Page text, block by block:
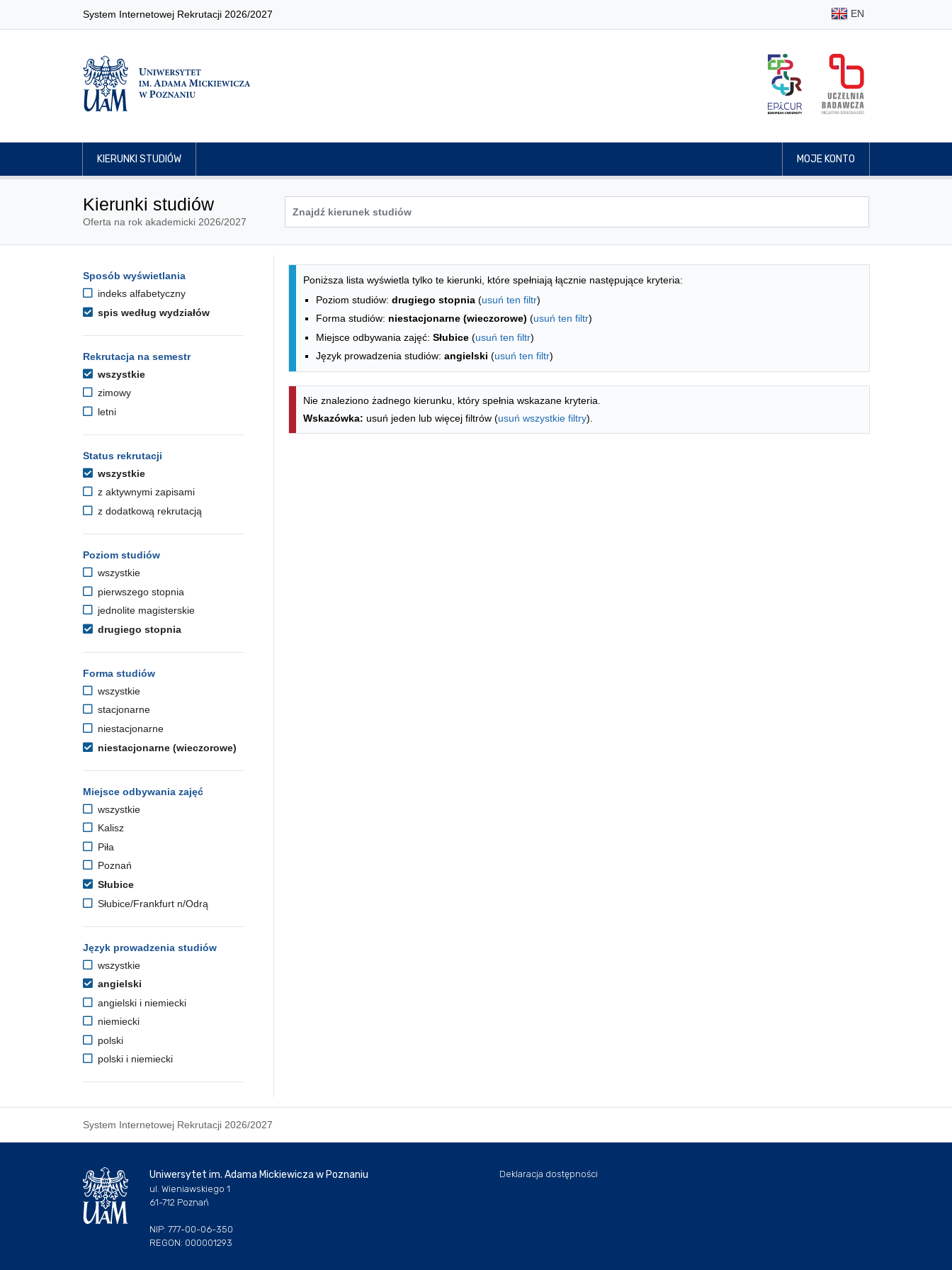
System Internetowej Rekrutacji 2026/2027 EN
KIERUNKI STUDIÓW MOJE KONTO
Kierunki studiów
Oferta na rok akademicki 2026/2027
Opcje filtrowania kierunków studiów
Przejdź do listy kierunków
Sposób wyświetlania
indeks alfabetyczny
spis według wydziałów
Rekrutacja na semestr
wszystkie
zimowy
letni
Status rekrutacji
wszystkie
z aktywnymi zapisami
z dodatkową rekrutacją
Poziom studiów
wszystkie
pierwszego stopnia
jednolite magisterskie
drugiego stopnia
Forma studiów
wszystkie
stacjonarne
niestacjonarne
niestacjonarne (wieczorowe)
Miejsce odbywania zajęć
wszystkie
Kalisz
Piła
Poznań
Słubice
Słubice/Frankfurt n/Odrą
Język prowadzenia studiów
wszystkie
angielski
angielski i niemiecki
niemiecki
polski
polski i niemiecki
Lista kierunków - spis według wydziałów
Poniższa lista wyświetla tylko te kierunki, które spełniają łącznie następujące kryteria:
Poziom studiów: drugiego stopnia (usuń ten filtr)
Forma studiów: niestacjonarne (wieczorowe) (usuń ten filtr)
Miejsce odbywania zajęć: Słubice (usuń ten filtr)
Język prowadzenia studiów: angielski (usuń ten filtr)
Nie znaleziono żadnego kierunku, który spełnia wskazane kryteria.
Wskazówka: usuń jeden lub więcej filtrów (usuń wszystkie filtry).
System Internetowej Rekrutacji 2026/2027
Uniwersytet im. Adama Mickiewicza w Poznaniu
ul. Wieniawskiego 1
61-712 Poznań
NIP: 777-00-06-350
REGON: 000001293
Deklaracja dostępności